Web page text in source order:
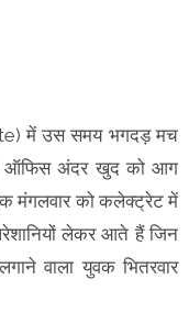
में उस समय भगदड़ मच
ऑफिस अंदर खुद को आग
मंगलवार को कलेक्ट्रेट में
लेकर आते हैं जिन
वाला युवक भितरवार